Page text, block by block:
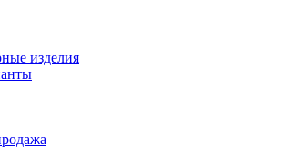
изделия